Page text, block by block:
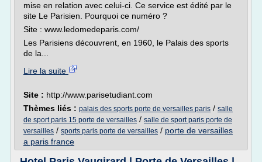
mise en relation avec celui-ci. Ce service est édité par le
site Le Parisien. Pourquoi ce numéro ?
Site : www.ledomedeparis.com/
Les Parisiens découvrent, en 1960, le Palais des sports
de la...
Lire la suite
Site : http://www.parisetudiant.com
Thèmes liés : palais des sports porte de versailles paris / salle
de sport paris 15 porte de versailles / salle de sport paris porte de
versailles / sports paris porte de versailles / porte de versailles
a paris france